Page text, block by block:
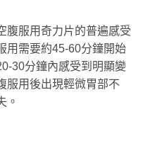
腹服用奇力片的普遍感受
用需要約45-60分鐘開始
30分鐘內感受到明顯變
服用後出現輕微胃部不
。